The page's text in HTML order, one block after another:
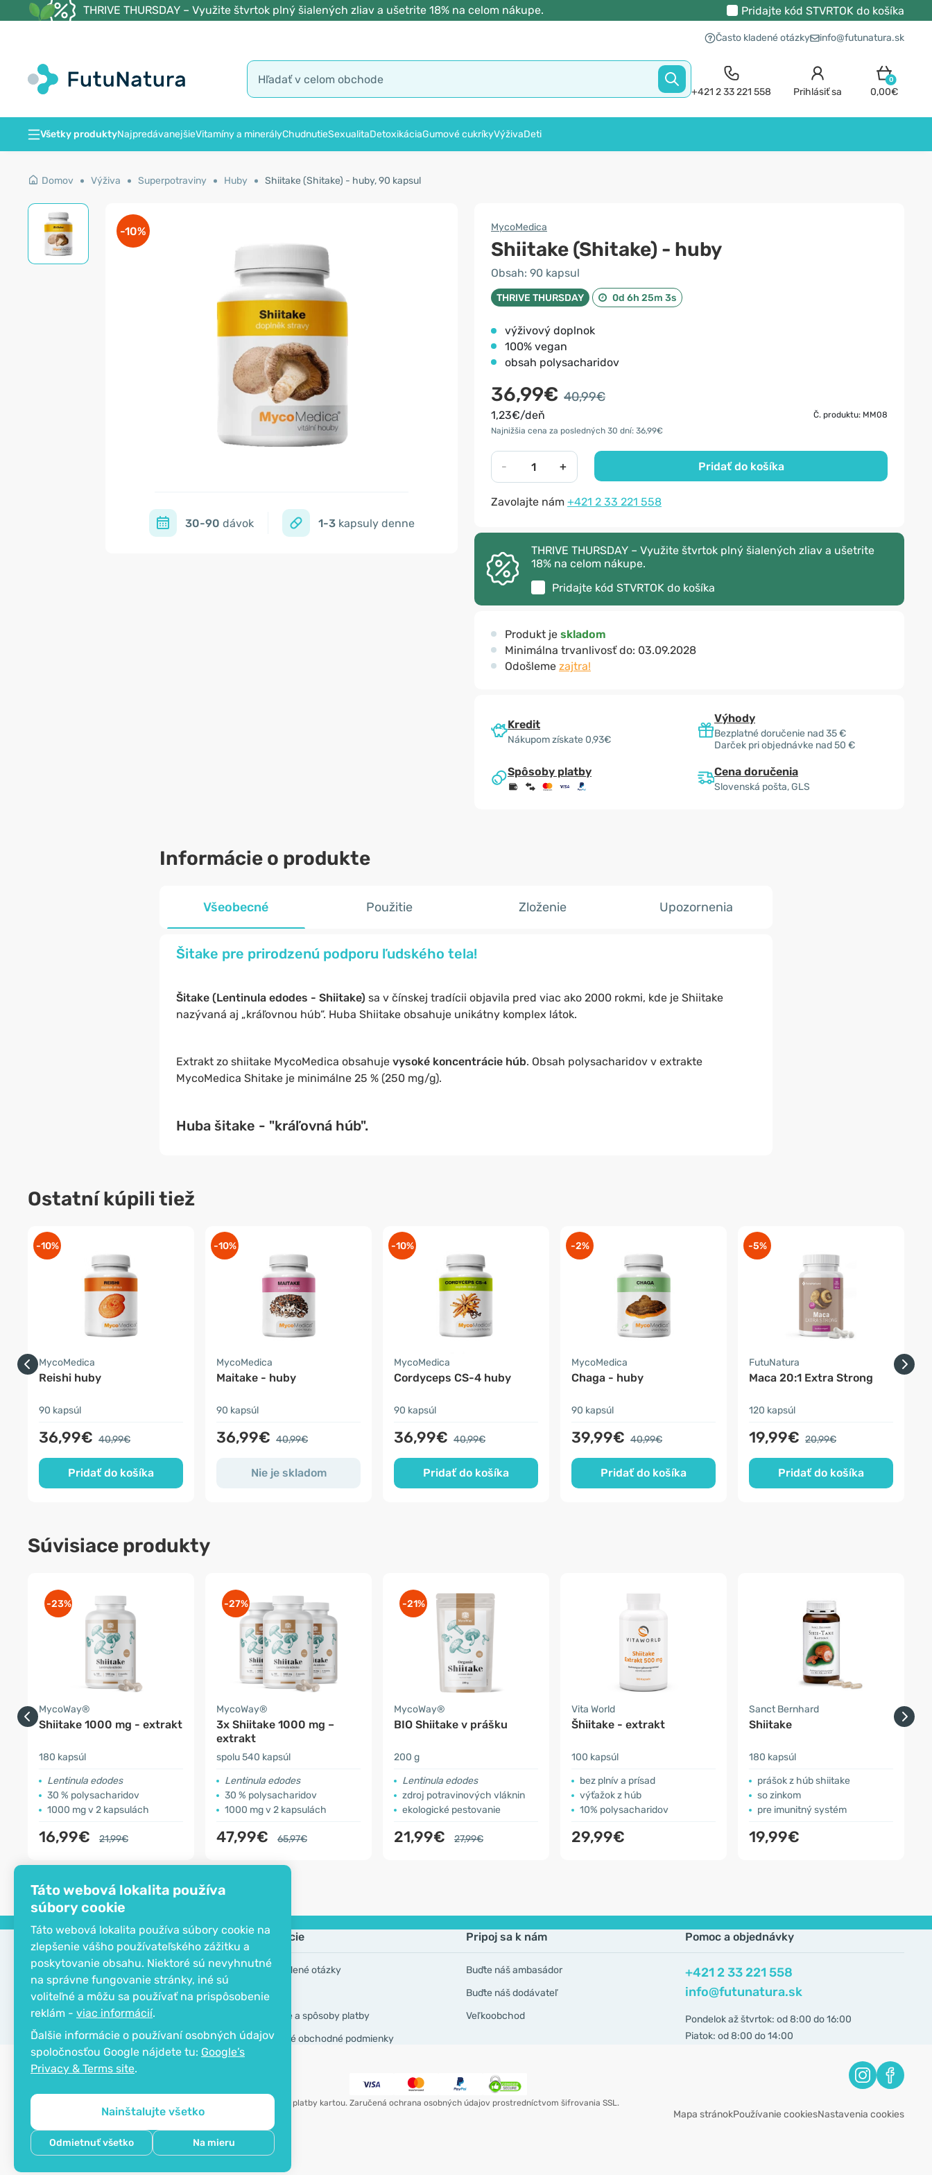
Táto webová lokalita používa
súbory cookie
Táto webová lokalita používa súbory cookie na
zlepšenie vášho používateľského zážitku a
poskytovanie obsahu. Niektoré sú nevyhnutné
na správne fungovanie stránky, iné sú
voliteľné a môžu sa používať na prispôsobenie
reklám - viac informácií.
Ďalšie informácie o používaní osobných údajov
spoločnosťou Google nájdete tu: Google’s
Privacy & Terms site.
Nainštalujte všetko
Odmietnuť všetko Na mieru
THRIVE THURSDAY – Využite štvrtok plný šialených zliav a ušetrite 18% na celom nákupe. Pridajte kód STVRTOKdo košíka
Často kladené otázky info@futunatura.sk
+421 2 33 221 558 Prihlásiť sa
0
0,00€
Všetky produktyNajpredávanejšieVitamíny a minerályChudnutieSexualitaDetoxikáciaGumové cukríkyVýživaDeti
Domov Výživa Superpotraviny Huby Shiitake (Shitake) - huby, 90 kapsul
-10%
30-90 dávok 1-3kapsuly denne
MycoMedica
Shiitake (Shitake) - huby
Obsah: 90 kapsul
THRIVE THURSDAY 0d 6h 25m 2s
výživový doplnok
100% vegan
obsah polysacharidov
36,99€ 40,99€
1,23€/deň
Č. produktu: MM08
Najnižšia cena za posledných 30 dní: 36,99€
- + Pridať do košíka
Zavolajte nám +421 2 33 221 558
THRIVE THURSDAY – Využite štvrtok plný šialených zliav a ušetrite
18% na celom nákupe.
Pridajte kód STVRTOK do košíka
Produkt je skladom
Minimálna trvanlivosť do: 03.09.2028
Odošleme zajtra!
Kredit
Nákupom získate 0,93€
Výhody
Bezplatné doručenie nad 35 €
Darček pri objednávke nad 50 €
Spôsoby platby Cena doručenia
Slovenská pošta, GLS
Informácie o produkte
Všeobecné Použitie Zloženie Upozornenia
Šitake pre prirodzenú podporu ľudského tela!
Šitake (Lentinula edodes - Shiitake) sa v čínskej tradícii objavila pred viac ako 2000 rokmi, kde je Shiitake
nazývaná aj „kráľovnou húb“. Huba Shiitake obsahuje unikátny komplex látok.
Extrakt zo shiitake MycoMedica obsahuje vysoké koncentrácie húb. Obsah polysacharidov v extrakte
MycoMedica Shitake je minimálne 25 % (250 mg/g).
Huba šitake - "kráľovná húb".
Ostatní kúpili tiež
-10%
MycoMedica
Reishi huby
90 kapsúl
36,99€ 40,99€
Pridať do košíka
-10%
MycoMedica
Maitake - huby
90 kapsúl
36,99€ 40,99€
Nie je skladom
-10%
MycoMedica
Cordyceps CS-4 huby
90 kapsúl
36,99€ 40,99€
Pridať do košíka
-2%
MycoMedica
Chaga - huby
90 kapsúl
39,99€ 40,99€
Pridať do košíka
-5%
FutuNatura
Maca 20:1 Extra Strong
120 kapsúl
19,99€ 20,99€
Pridať do košíka
Súvisiace produkty
-23%
MycoWay®
Shiitake 1000 mg - extrakt
180 kapsúl
Lentinula edodes
30 % polysacharidov
1000 mg v 2 kapsulách
16,99€ 21,99€
-27%
MycoWay®
3x Shiitake 1000 mg –
extrakt
spolu 540 kapsúl
Lentinula edodes
30 % polysacharidov
1000 mg v 2 kapsulách
47,99€ 65,97€
-21%
MycoWay®
BIO Shiitake v prášku
200 g
Lentinula edodes
zdroj potravinových vláknin
ekologické pestovanie
21,99€ 27,99€
Vita World
Šhiitake - extrakt
100 kapsúl
bez plnív a prísad
výťažok z húb
10% polysacharidov
29,99€
Sanct Bernhard
Shiitake
180 kapsúl
prášok z húb shiitake
so zinkom
pre imunitný systém
19,99€
Spoločnosť
EKO certifikát
Kontakt
O spoločnosti
Informácie
Často kladené otázky
Značky
Doručenie a spôsoby platby
Všeobecné obchodné podmienky
Pripoj sa k nám
Buďte náš ambasádor
Buďte náš dodávateľ
Veľkoobchod
Pomoc a objednávky
+421 2 33 221 558
info@futunatura.sk
Pondelok až štvrtok: od 8:00 do 16:00
Piatok: od 8:00 do 14:00
Možnosť platby kartou. Zaručená ochrana osobných údajov prostredníctvom šifrovania SSL.
Copyright © 2012 - 2026   |   Be Healthy Group d.o.o. Mapa stránokPoužívanie cookiesNastavenia cookies